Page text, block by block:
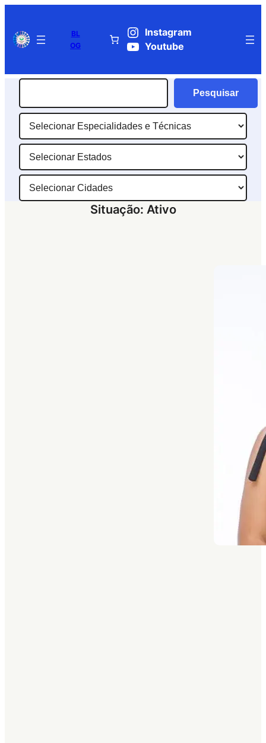
para
BL
OG
Instagram
Youtube
Pesquisar
Especialidades
e
Técnicas
Estados
Cidades
Situação: Ativo